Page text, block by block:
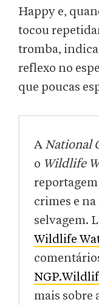
Happy e,
tocou
tromba,
reflexo no
que poucas
ANational
o Wildlife
crimes e
selvagem.
Wildlife
mais sobre